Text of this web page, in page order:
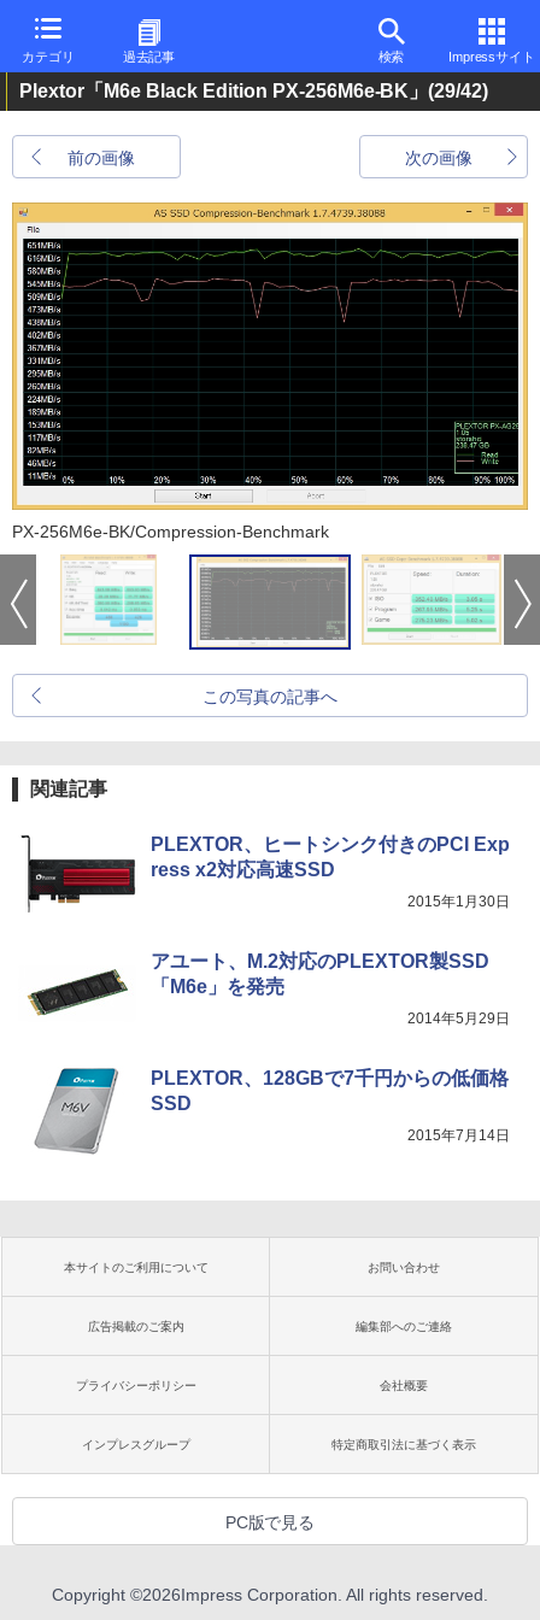
カテゴリ 過去記事 検索 Impressサイト
Plextor「M6e Black Edition PX-256M6e-BK」(29/42)
前の画像 次の画像
PX-256M6e-BK/Compression-Benchmark
この写真の記事へ
関連記事
PLEXTOR、ヒートシンク付きのPCI Exp
ress x2対応高速SSD
2015年1月30日
アユート、M.2対応のPLEXTOR製SSD
「M6e」を発売
2014年5月29日
PLEXTOR、128GBで7千円からの低価格
SSD
2015年7月14日
本サイトのご利用について お問い合わせ
広告掲載のご案内 編集部へのご連絡
プライバシーポリシー 会社概要
インプレスグループ 特定商取引法に基づく表示
PC版で見る
Copyright ©2026Impress Corporation. All rights reserved.